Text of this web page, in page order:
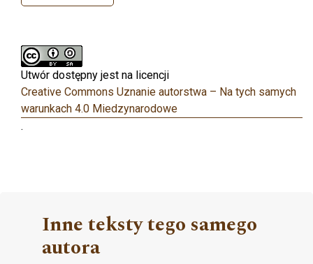
Utwór dostępny jest na licencji
Creative Commons Uznanie autorstwa – Na tych samych
warunkach 4.0 Miedzynarodowe
.
Inne teksty tego samego
autora